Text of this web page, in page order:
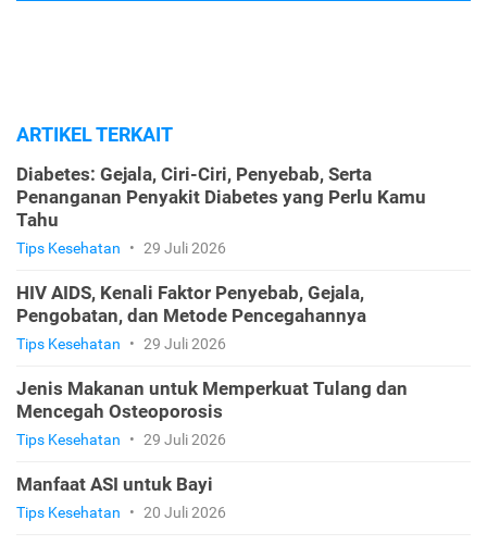
ARTIKEL TERKAIT
Diabetes: Gejala, Ciri-Ciri, Penyebab, Serta
Penanganan Penyakit Diabetes yang Perlu Kamu
Tahu
Tips Kesehatan • 29 Juli 2026
HIV AIDS, Kenali Faktor Penyebab, Gejala,
Pengobatan, dan Metode Pencegahannya
Tips Kesehatan • 29 Juli 2026
Jenis Makanan untuk Memperkuat Tulang dan
Mencegah Osteoporosis
Tips Kesehatan • 29 Juli 2026
Manfaat ASI untuk Bayi
Tips Kesehatan • 20 Juli 2026